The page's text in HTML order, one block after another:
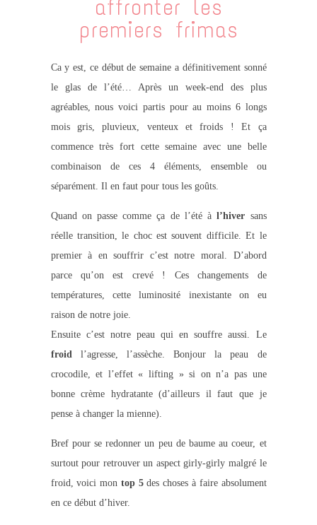
affronter les
premiers frimas
Ca y est, ce début de semaine a définitivement sonné
le glas de l’été… Après un week-end des plus
agréables, nous voici partis pour au moins 6 longs
mois gris, pluvieux, venteux et froids ! Et ça
commence très fort cette semaine avec une belle
combinaison de ces 4 éléments, ensemble ou
séparément. Il en faut pour tous les goûts.
Quand on passe comme ça de l’été àl’hiver sans
réelle transition, le choc est souvent difficile. Et le
premier à en souffrir c’est notre moral. D’abord
parce qu’on est crevé ! Ces changements de
températures, cette luminosité inexistante on eu
raison de notre joie.
Ensuite c’est notre peau qui en souffre aussi. Le
froid l’agresse, l’assèche. Bonjour la peau de
crocodile, et l’effet « lifting » si on n’a pas une
bonne crème hydratante (d’ailleurs il faut que je
pense à changer la mienne).
Bref pour se redonner un peu de baume au coeur, et
surtout pour retrouver un aspect girly-girly malgré le
froid, voici mon top 5des choses à faire absolument
en ce début d’hiver.